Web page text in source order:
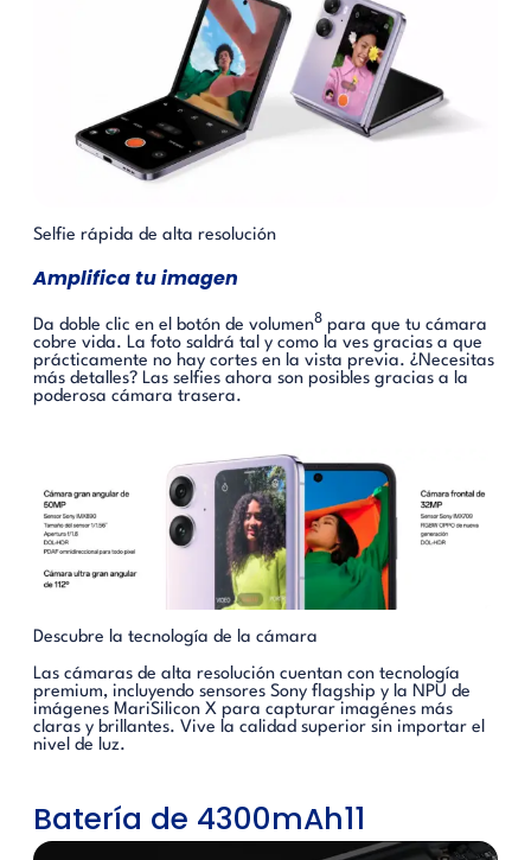
Selfie rápida de alta resolución
Amplifica tu imagen
Da doble clic en el botón de volumen8 para que tu cámara
cobre vida. La foto saldrá tal y como la ves gracias a que
prácticamente no hay cortes en la vista previa. ¿Necesitas
más detalles? Las selfies ahora son posibles gracias a la
poderosa cámara trasera.
Descubre la tecnología de la cámara
Las cámaras de alta resolución cuentan con tecnología
premium, incluyendo sensores Sony flagship y la NPU de
imágenes MariSilicon X para capturar imagénes más
claras y brillantes. Vive la calidad superior sin importar el
nivel de luz.
Batería de 4300mAh11